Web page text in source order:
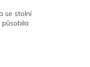
se stolní